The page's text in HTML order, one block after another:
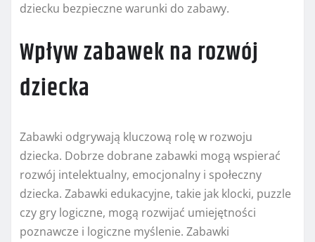
dziecku bezpieczne warunki do zabawy.
Wpływ zabawek na rozwój
dziecka
Zabawki odgrywają kluczową rolę w rozwoju
dziecka. Dobrze dobrane zabawki mogą wspierać
rozwój intelektualny, emocjonalny i społeczny
dziecka. Zabawki edukacyjne, takie jak klocki, puzzle
czy gry logiczne, mogą rozwijać umiejętności
poznawcze i logiczne myślenie. Zabawki